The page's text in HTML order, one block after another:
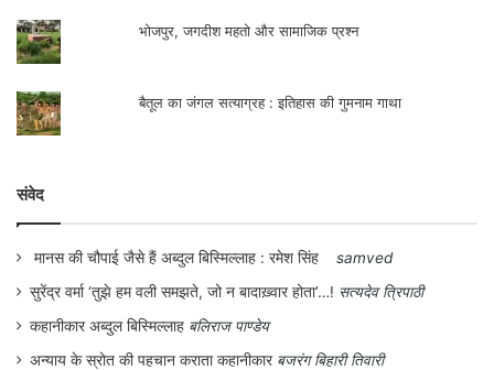
भोजपुर, जगदीश महतो और सामाजिक प्रश्न
बैतूल का जंगल सत्याग्रह : इतिहास की गुमनाम गाथा
संवेद
मानस की चौपाई जैसे हैं अब्दुल बिस्मिल्लाह : रमेश सिंह
samved
सुरेंद्र वर्मा ‘तुझे हम वली समझते, जो न बादाख़्वार होता’…! सत्यदेव त्रिपाठी
कहानीकार अब्दुल बिस्मिल्लाह बलिराज पाण्डेय
अन्याय के स्रोत की पहचान कराता कहानीकार बजरंग बिहारी तिवारी